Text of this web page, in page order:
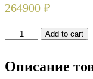
264900 ₽
Духовка
с
пара
Add to cart
Описание